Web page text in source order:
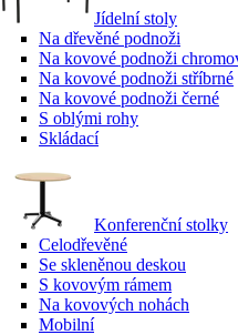
Jídelní stoly
Na dřevěné podnoži
Na kovové podnoži
Na kovové podnoži stříbrné
Na kovové podnoži černé
S oblými rohy
Skládací
Konferenční stolky
Celodřevěné
Se skleněnou deskou
S kovovým rámem
Na kovových nohách
Mobilní